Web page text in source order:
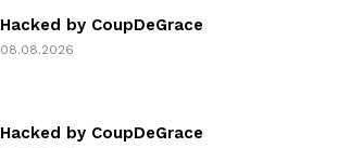
Hacked by CoupDeGrace
08.08.2026
Hacked by CoupDeGrace